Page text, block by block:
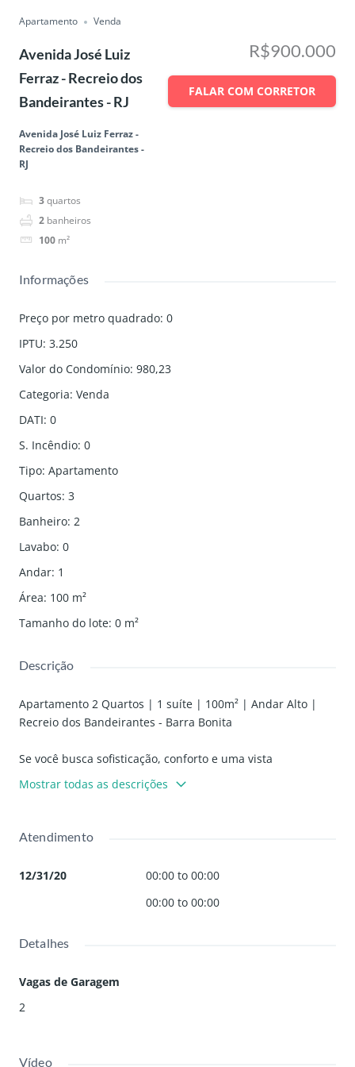
Apartamento Venda
Avenida José Luiz
Ferraz - Recreio dos
Bandeirantes - RJ
Avenida José Luiz Ferraz -
Recreio dos Bandeirantes -
RJ
3 quartos
2 banheiros
100 m²
R$900.000
FALAR COM CORRETOR
Informações
Preço por metro quadrado: 0
IPTU: 3.250
Valor do Condomínio: 980,23
Categoria: Venda
DATI: 0
S. Incêndio: 0
Tipo: Apartamento
Quartos: 3
Banheiro: 2
Lavabo: 0
Andar: 1
Área: 100 m²
Tamanho do lote: 0 m²
Descrição
Apartamento 2 Quartos | 1 suíte | 100m² | Andar Alto |
Recreio dos Bandeirantes - Barra Bonita
Se você busca sofisticação, conforto e uma vista
deslumbrante, este apartamento no Wide Residences,
recém-entregue no Recreio dos Bandeirantes - Barra
combina modernidade e funcionalidade em um espaço
Andar alto , conforto mais privacidade e ventilação
dia com um cenário incrível
ensolarados
sofisticado e confortável
Mostrar todas as descrições
Atendimento
12/31/20
00:00 to 00:00
00:00 to 00:00
Detalhes
Vagas de Garagem
2
Vídeo